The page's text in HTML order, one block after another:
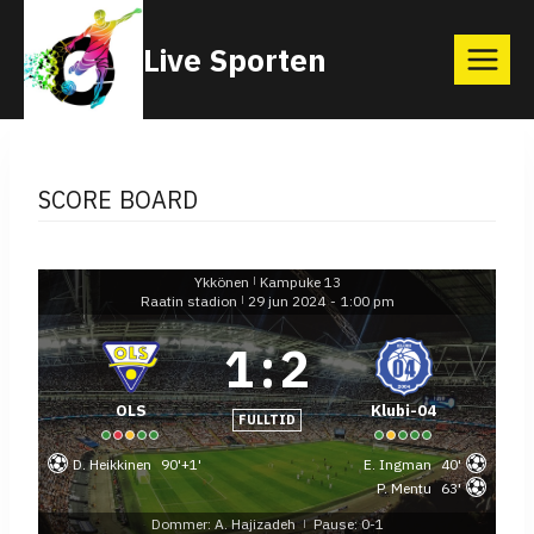
content
Live Sporten
SCORE BOARD
Ykkönen | Kampuke 13
Raatin stadion | 29 jun 2024 - 1:00 pm
OLS
1:2
FULLTID Klubi-04
D. Heikkinen 90'+1' E. Ingman 40'
P. Mentu 63'
Dommer: A. Hajizadeh
| Pause: 0-1